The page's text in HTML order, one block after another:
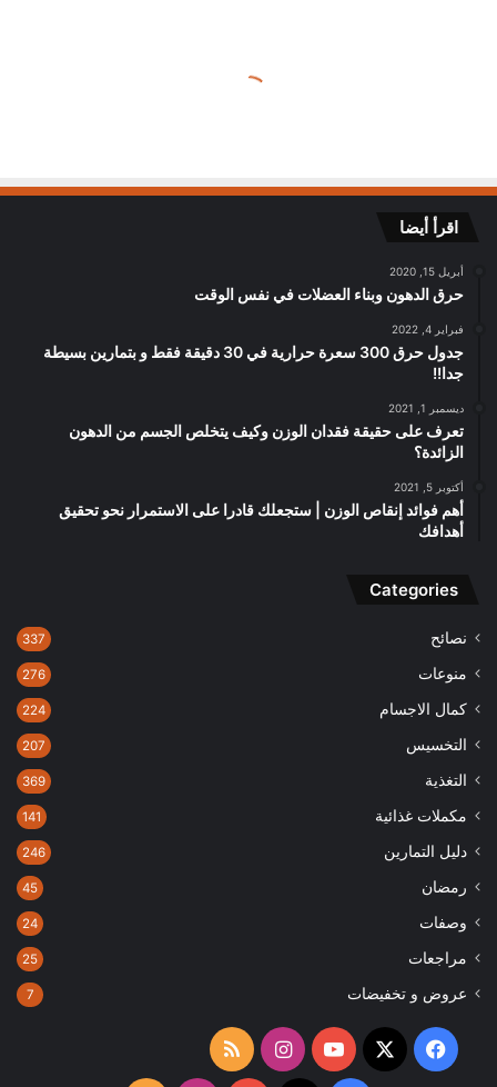
اقرأ أيضا
أبريل 15, 2020
حرق الدهون وبناء العضلات في نفس الوقت
فبراير 4, 2022
جدول حرق 300 سعرة حرارية في 30 دقيقة فقط و بتمارين بسيطة
جدا!!
ديسمبر 1, 2021
تعرف على حقيقة فقدان الوزن وكيف يتخلص الجسم من الدهون
الزائدة؟
أكتوبر 5, 2021
أهم فوائد إنقاص الوزن | ستجعلك قادرا على الاستمرار نحو تحقيق
أهدافك
Categories
نصائح 337
منوعات 276
كمال الاجسام 224
التخسيس 207
التغذية 369
مكملات غذائية 141
دليل التمارين 246
رمضان 45
وصفات 24
مراجعات 25
عروض و تخفيضات 7
فيسبوك
‫X
‫YouTubeانستقرامملخص